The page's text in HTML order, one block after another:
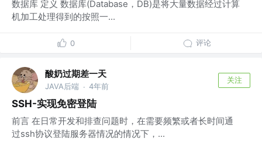
数据库 定义 数据库(Database，DB)是将大量数据经过计算
机加工处理得到的按照一...
0 评论
酸奶过期差一天
JAVA后端 · 4年前
关注
SSH-实现免密登陆
前言 在日常开发和排查问题时，在需要频繁或者长时间通
过ssh协议登陆服务器情况的情况下，...